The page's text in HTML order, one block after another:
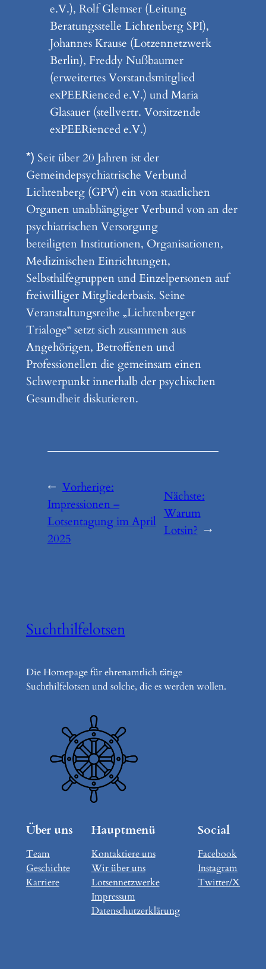
e.V.), Rolf Glemser (Leitung
Beratungsstelle Lichtenberg SPI),
Johannes Krause (Lotzennetzwerk
Berlin), Freddy Nußbaumer
(erweitertes Vorstandsmitglied
exPEERienced e.V.) und Maria
Glasauer (stellvertr. Vorsitzende
exPEERienced e.V.)
*) Seit über 20 Jahren ist der
Gemeindepsychiatrische Verbund
Lichtenberg (GPV) ein von staatlichen
Organen unabhängiger Verbund von an der
psychiatrischen Versorgung
beteiligten Institutionen, Organisationen,
Medizinischen Einrichtungen,
Selbsthilfegruppen und Einzelpersonen auf
freiwilliger Mitgliederbasis. Seine
Veranstaltungsreihe „Lichtenberger
Trialoge“ setzt sich zusammen aus
Angehörigen, Betroffenen und
Professionellen die gemeinsam einen
Schwerpunkt innerhalb der psychischen
Gesundheit diskutieren.
← Vorherige:
Impressionen –
Lotsentagung im April
2025
Nächste:
Warum
Lotsin? →
Suchthilfelotsen
Die Homepage für ehrenamtlich tätige
Suchthilfelotsen und solche, die es werden wollen.
Über uns
Team
Geschichte
Karriere
Hauptmenü
Kontaktiere uns
Wir über uns
Lotsennetzwerke
Impressum
Datenschutzerklärung
Social
Facebook
Instagram
Twitter/X